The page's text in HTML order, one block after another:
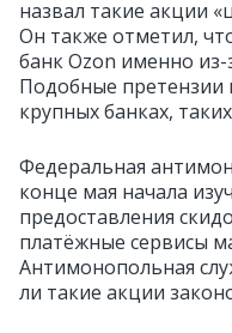
назвал такие акции
Он также отметил,
банк Ozon именно
Подобные претензии
крупных банках,
Федеральная
конце мая начала
предоставления
платёжные сервисы
Антимонопольная
ли такие акции